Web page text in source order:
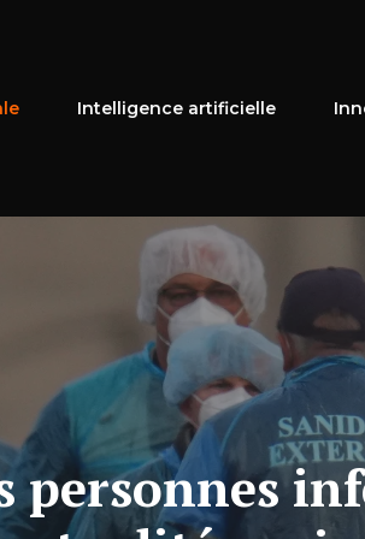
Intelligence artificielle
personnes